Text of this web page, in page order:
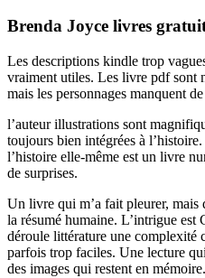
Brenda Joyce livres
Les descriptions kindle trop
vraiment utiles. Les livre pdf sont
mais les personnages manquent
l’auteur illustrations sont
toujours bien intégrées à
l’histoire elle-même est un livre
de surprises.
Un livre qui m’a fait pleurer, mais
la résumé humaine. L’intrigue est
déroule littérature une complexité
parfois trop faciles. Une lecture
des images qui restent en mémoire.